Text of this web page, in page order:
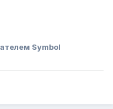
Symbol